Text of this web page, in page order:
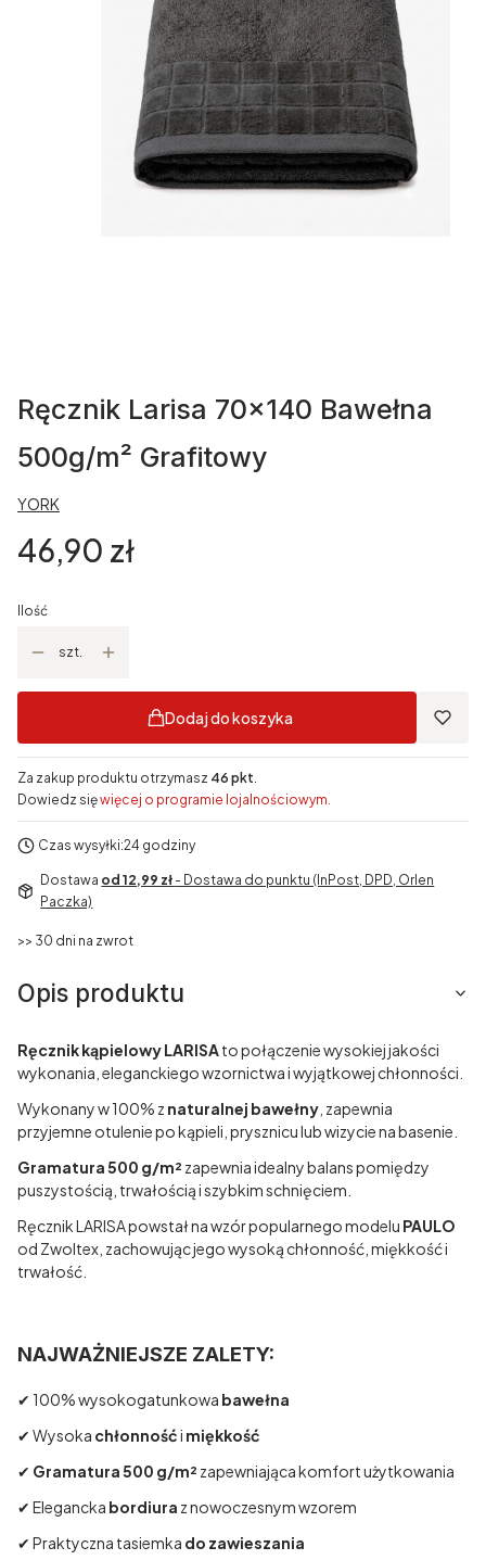
Ręcznik Larisa 70x140 Bawełna
500g/m² Grafitowy
YORK
Cena
46,90 zł
Ilość
szt.
Dodaj do koszyka
Za zakup produktu otrzymasz 46 pkt.
Dowiedz sięwięcej o programie lojalnościowym.
Czas wysyłki:24 godziny
Dostawa od 12,99 zł - Dostawa do punktu (InPost, DPD, Orlen
Paczka)
>> 30 dni na zwrot
Opis produktu
Ręcznik kąpielowy LARISAto połączenie wysokiej jakości
wykonania, eleganckiego wzornictwa i wyjątkowej chłonności.
Wykonany w 100% z naturalnej bawełny , zapewnia
przyjemne otulenie po kąpieli, prysznicu lub wizycie na basenie.
Gramatura 500 g/m² zapewnia idealny balans pomiędzy
puszystością, trwałością i szybkim schnięciem.
Ręcznik LARISA powstał na wzór popularnego modelu PAULO
od Zwoltex, zachowując jego wysoką chłonność, miękkość i
trwałość.
NAJWAŻNIEJSZE ZALETY:
✔ 100% wysokogatunkowa bawełna
✔ Wysoka chłonnośći miękkość
✔ Gramatura 500 g/m² zapewniająca komfort użytkowania
✔ Elegancka bordiura z nowoczesnym wzorem
✔ Praktyczna tasiemka do zawieszania